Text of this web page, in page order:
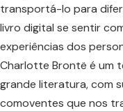
transportá-lo para
livro digital se sentir
experiências dos
Charlotte Brontë é um
grande literatura, com
comoventes que nos